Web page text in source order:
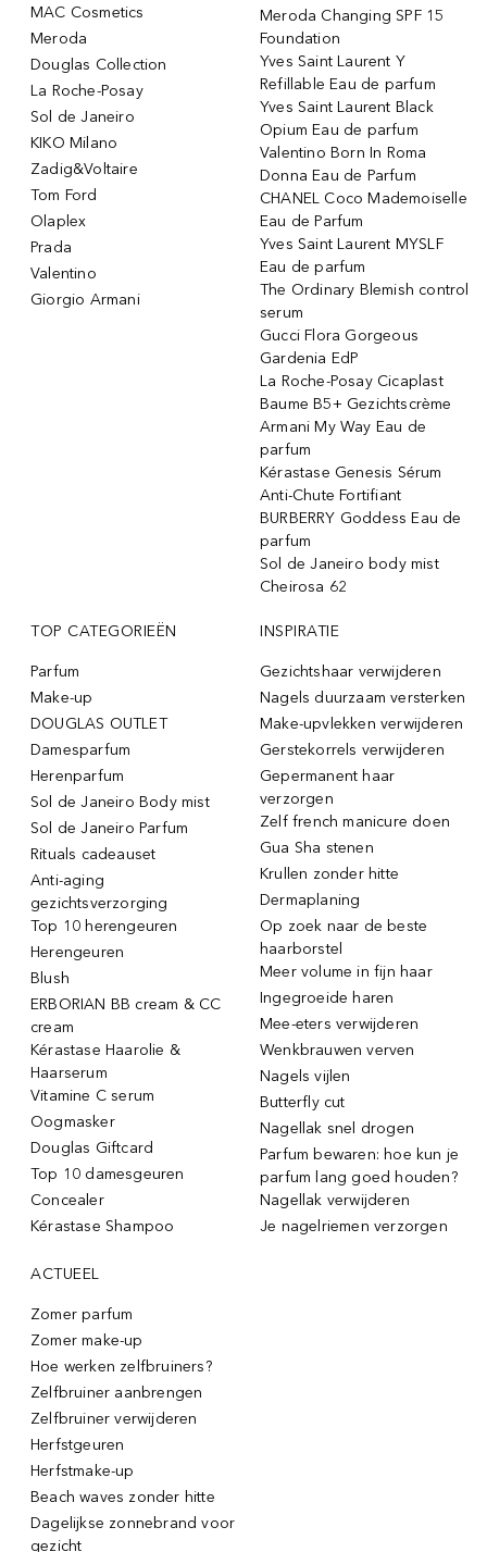
MAC Cosmetics
Meroda
Douglas Collection
La Roche-Posay
Sol de Janeiro
KIKO Milano
Zadig&Voltaire
Tom Ford
Olaplex
Prada
Valentino
Giorgio Armani
Meroda Changing SPF 15
Foundation
Yves Saint Laurent Y
Refillable Eau de parfum
Yves Saint Laurent Black
Opium Eau de parfum
Valentino Born In Roma
Donna Eau de Parfum
CHANEL Coco Mademoiselle
Eau de Parfum
Yves Saint Laurent MYSLF
Eau de parfum
The Ordinary Blemish control
serum
Gucci Flora Gorgeous
Gardenia EdP
La Roche-Posay Cicaplast
Baume B5+ Gezichtscrème
Armani My Way Eau de
parfum
Kérastase Genesis Sérum
Anti-Chute Fortifiant
BURBERRY Goddess Eau de
parfum
Sol de Janeiro body mist
Cheirosa 62
TOP CATEGORIEËN
Parfum
Make-up
DOUGLAS OUTLET
Damesparfum
Herenparfum
Sol de Janeiro Body mist
Sol de Janeiro Parfum
Rituals cadeauset
Anti-aging
gezichtsverzorging
Top 10 herengeuren
Herengeuren
Blush
ERBORIAN BB cream & CC
cream
Kérastase Haarolie &
Haarserum
Vitamine C serum
Oogmasker
Douglas Giftcard
Top 10 damesgeuren
Concealer
Kérastase Shampoo
INSPIRATIE
Gezichtshaar verwijderen
Nagels duurzaam versterken
Make-upvlekken verwijderen
Gerstekorrels verwijderen
Gepermanent haar
verzorgen
Zelf french manicure doen
Gua Sha stenen
Krullen zonder hitte
Dermaplaning
Op zoek naar de beste
haarborstel
Meer volume in fijn haar
Ingegroeide haren
Mee-eters verwijderen
Wenkbrauwen verven
Nagels vijlen
Butterfly cut
Nagellak snel drogen
Parfum bewaren: hoe kun je
parfum lang goed houden?
Nagellak verwijderen
Je nagelriemen verzorgen
ACTUEEL
Zomer parfum
Zomer make-up
Hoe werken zelfbruiners?
Zelfbruiner aanbrengen
Zelfbruiner verwijderen
Herfstgeuren
Herfstmake-up
Beach waves zonder hitte
Dagelijkse zonnebrand voor
gezicht